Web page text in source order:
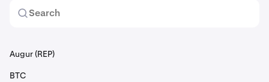
Augur (REP)
BTC